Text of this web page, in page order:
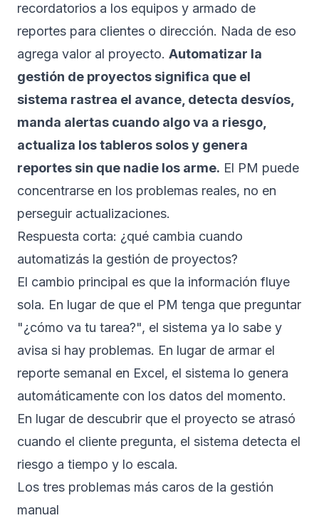
recordatorios a los equipos y armado de
reportes para clientes o dirección. Nada de eso
agrega valor al proyecto. Automatizar la
gestión de proyectos significa que el
sistema rastrea el avance, detecta desvíos,
manda alertas cuando algo va a riesgo,
actualiza los tableros solos y genera
reportes sin que nadie los arme. El PM puede
concentrarse en los problemas reales, no en
perseguir actualizaciones.
Respuesta corta: ¿qué cambia cuando
automatizás la gestión de proyectos?
El cambio principal es que la información fluye
sola. En lugar de que el PM tenga que preguntar
"¿cómo va tu tarea?", el sistema ya lo sabe y
avisa si hay problemas. En lugar de armar el
reporte semanal en Excel, el sistema lo genera
automáticamente con los datos del momento.
En lugar de descubrir que el proyecto se atrasó
cuando el cliente pregunta, el sistema detecta el
riesgo a tiempo y lo escala.
Los tres problemas más caros de la gestión
manual